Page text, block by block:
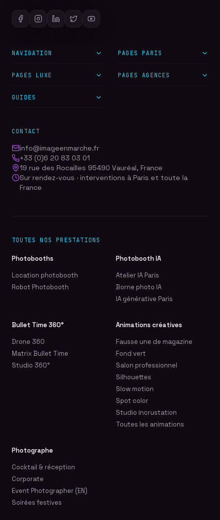
NAVIGATION PAGES PARIS
PAGES LUXE PAGES AGENCES
GUIDES
CONTACT
info@imageenmarche.fr
+33 (0)6 20 83 03 01
19 rue des Rocailles 95490 Vauréal, France
Sur rendez-vous · interventions à Paris et toute la
France
TOUTES NOS PRESTATIONS
Photobooths
Location photobooth
Robot Photobooth
Photobooth IA
Atelier IA Paris
Borne photo IA
IA générative Paris
Bullet Time 360°
Drone 360
Matrix Bullet Time
Studio 360°
Animations créatives
Fausse une de magazine
Fond vert
Salon professionnel
Silhouettes
Slow motion
Spot color
Studio incrustation
Toutes les animations
Photographe
Cocktail & réception
Corporate
Event Photographer (EN)
Soirées festives